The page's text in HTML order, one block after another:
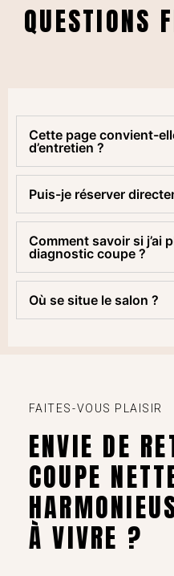
QUESTIONS
Cette page convient-
d’entretien ?
Puis-je réserver
Comment savoir si j’ai
diagnostic coupe ?
Où se situe le salon ?
FAITES-VOUS PLAISIR
ENVIE DE
COUPE
À VIVRE ?